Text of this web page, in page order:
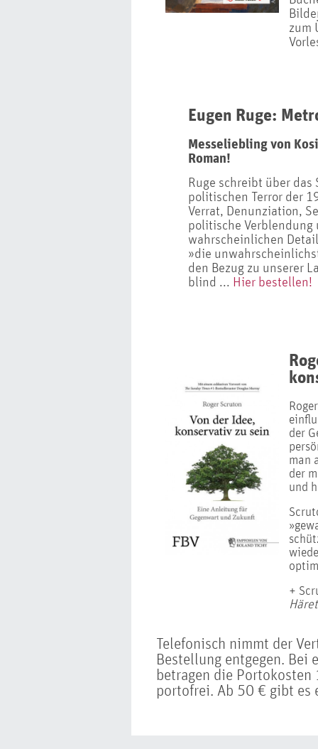
zum
Eugen Ruge:
Messeliebling von
Roman!
Ruge schreibt über
politischen Terror der
Verrat, Denunziation,
politische Verblendung
wahrscheinlichen
»die
den Bezug zu unserer
blind ... Hier bestellen!
der
man
der
und
+
Telefonisch nimmt der
Bestellung entgegen.
betragen die
portofrei. Ab 50 € gibt es